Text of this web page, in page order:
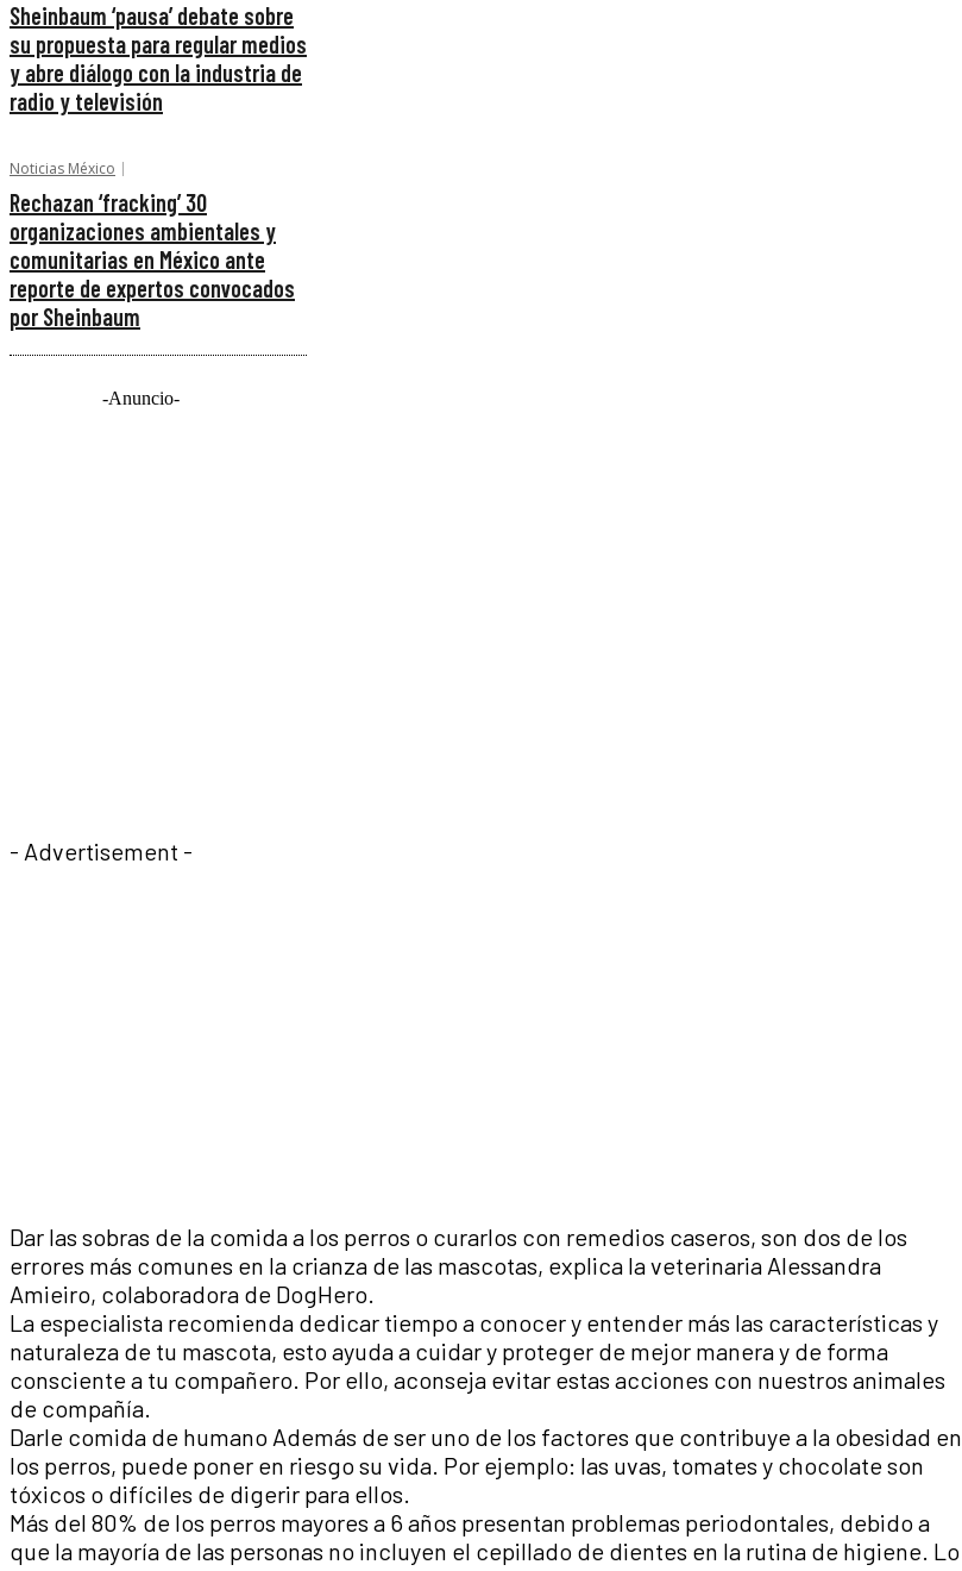
Sheinbaum ‘pausa’ debate sobre
su propuesta para regular medios
y abre diálogo con la industria de
radio y televisión
Noticias México
Rechazan ‘fracking’ 30
organizaciones ambientales y
comunitarias en México ante
reporte de expertos convocados
por Sheinbaum
-Anuncio-
- Advertisement -
Dar las sobras de la comida a los perros o curarlos con remedios caseros, son dos de los
errores más comunes en la crianza de las mascotas, explica la veterinaria Alessandra
Amieiro, colaboradora de DogHero.
La especialista recomienda dedicar tiempo a conocer y entender más las características y
naturaleza de tu mascota, esto ayuda a cuidar y proteger de mejor manera y de forma
consciente a tu compañero. Por ello, aconseja evitar estas acciones con nuestros animales
de compañía.
Darle comida de humano Además de ser uno de los factores que contribuye a la obesidad en
los perros, puede poner en riesgo su vida. Por ejemplo: las uvas, tomates y chocolate son
tóxicos o difíciles de digerir para ellos.
Más del 80% de los perros mayores a 6 años presentan problemas periodontales, debido a
que la mayoría de las personas no incluyen el cepillado de dientes en la rutina de higiene. Lo